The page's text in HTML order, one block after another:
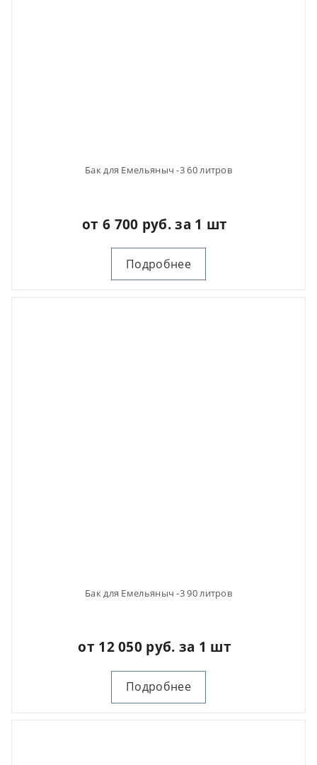
Бак для Емельяныч -3 60 литров
от 6 700 руб. за 1 шт
Подробнее
Бак для Емельяныч -3 90 литров
от 12 050 руб. за 1 шт
Подробнее